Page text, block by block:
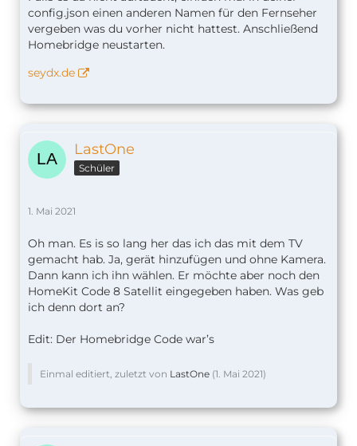
config.json einen anderen Namen für den Fernseher
vergeben was du vorher nicht hattest. Anschließend
Homebridge neustarten.
seydx.de
LastOne
Schüler
1. Mai 2021
Oh man. Es is so lang her das ich das mit dem TV
gemacht hab. Ja, gerät hinzufügen und ohne Kamera.
Dann kann ich ihn wählen. Er möchte aber noch den
HomeKit Code 8 Satellit eingegeben haben. Was geb
ich denn dort an?
Edit: Der Homebridge Code war’s
Einmal editiert, zuletzt von LastOne (1. Mai 2021)